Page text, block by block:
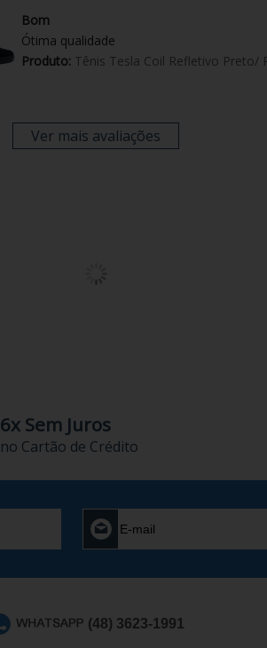
Bom
Ótima qualidade
Produto: Tênis Tesla Coil Refletivo Preto/
Ver mais avaliações
6x Sem Juros
no Cartão de Crédito
(48) 3623-1991